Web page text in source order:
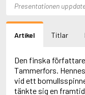
Adichie,
Adler-Olsen, Jussi
Adlerbeth, Gudmund
Adolfsson, Eva
Adolfsson, Evert
Adolfsson, Gunnar
Adolfsson, Josefine
Presentationen
Artikel Titlar
Den finska
Tammerfors.
vid ett
tänkte sig en